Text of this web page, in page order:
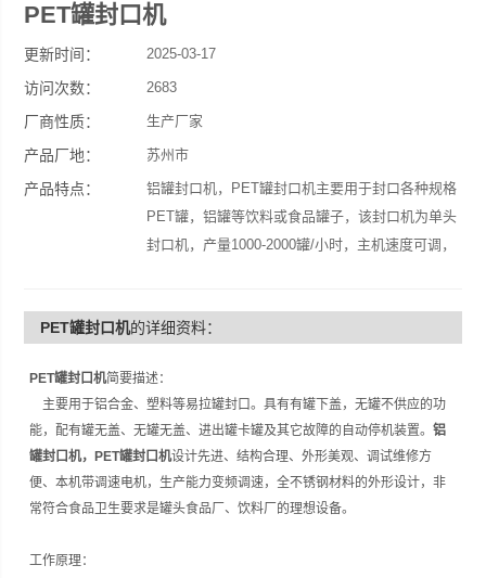
PET罐封口机
更新时间： 2025-03-17
访问次数： 2683
厂商性质： 生产厂家
产品厂地： 苏州市
产品特点：
铝罐封口机，PET罐封口机主要用于封口各种规格
PET罐，铝罐等饮料或食品罐子，该封口机为单头
封口机，产量1000-2000罐/小时，主机速度可调，
PET罐封口机的详细资料：
PET罐封口机简要描述：
主要用于铝合金、塑料等易拉罐封口。具有有罐下盖，无罐不供应的功
能，配有罐无盖、无罐无盖、进出罐卡罐及其它故障的自动停机装置。铝
罐封口机，
PET罐封口机设计先进、结构合理、外形美观、调试维修方
便、本机带调速电机，生产能力变频调速，全不锈钢材料的外形设计，非
常符合食品卫生要求是罐头食品厂、饮料厂的理想设备。
工作原理：